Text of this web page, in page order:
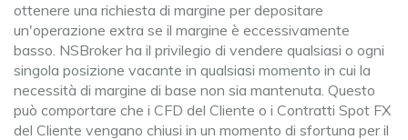
ottenere una richiesta di margine per depositare
un'operazione extra se il margine è eccessivamente
basso. NSBroker ha il privilegio di vendere qualsiasi o ogni
singola posizione vacante in qualsiasi momento in cui la
necessità di margine di base non sia mantenuta. Questo
può comportare che i CFD del Cliente o i Contratti Spot FX
del Cliente vengano chiusi in un momento di sfortuna per il